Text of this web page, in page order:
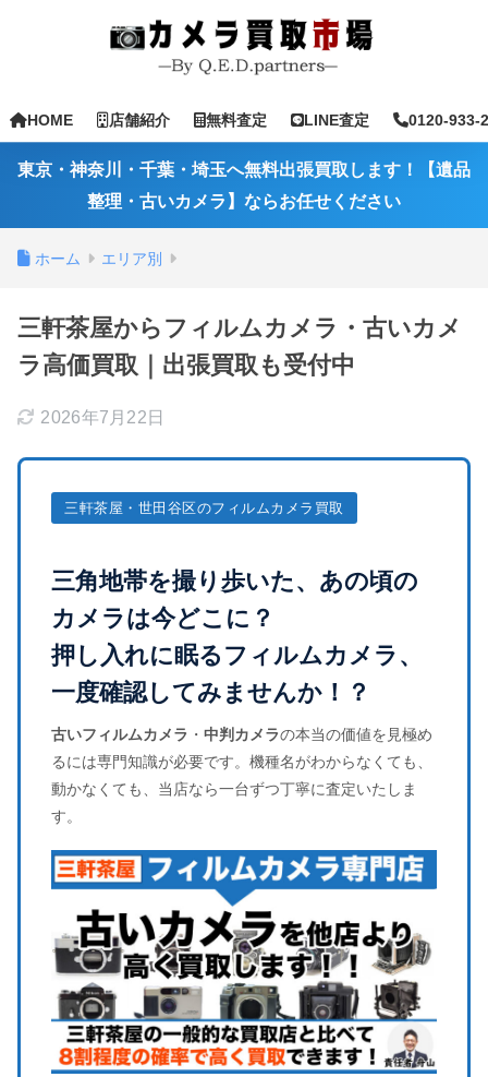
HOME 店舗紹介 無料査定 LINE査定 0120-933-
東京・神奈川・千葉・埼玉へ無料出張買取します！【遺品
整理・古いカメラ】ならお任せください
ホーム エリア別
三軒茶屋からフィルムカメラ・古いカメ
ラ高価買取｜出張買取も受付中
2026年7月22日
三軒茶屋・世田谷区のフィルムカメラ買取
三角地帯を撮り歩いた、あの頃の
カメラは今どこに？
押し入れに眠るフィルムカメラ、
一度確認してみませんか！？
古いフィルムカメラ ・ 中判カメラの本当の価値を見極め
るには専門知識が必要です。機種名がわからなくても、
動かなくても、当店なら一台ずつ丁寧に査定いたしま
す。